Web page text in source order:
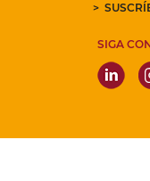
SIGA